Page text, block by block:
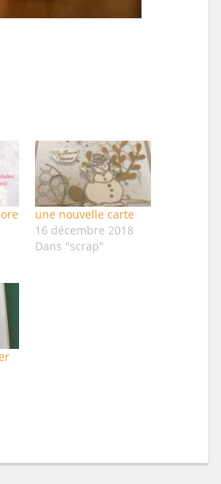
une nouvelle carte
16 décembre 2018
Dans "scrap"